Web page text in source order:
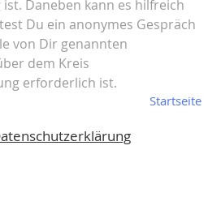
Daneben kann es hilfreich
Du ein anonymes Gespräch
von Dir genannten
dem Kreis
erforderlich ist.
Startseite